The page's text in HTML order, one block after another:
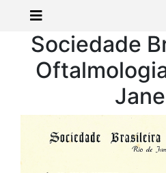
Sociedade